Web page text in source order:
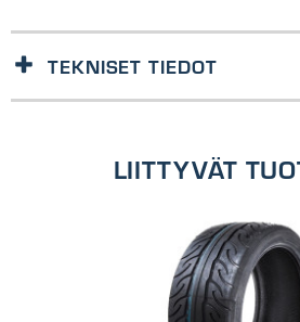
TEKNISET TIEDOT
LIITTYVÄT